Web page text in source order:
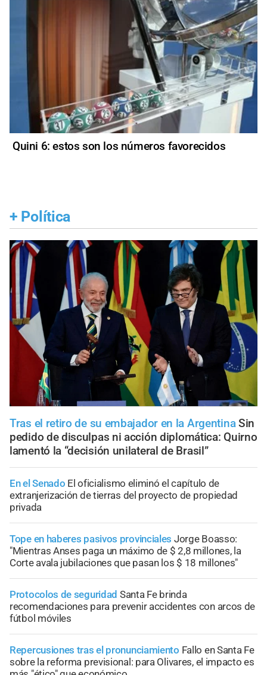
Quini 6: estos son los números favorecidos
+ Política
Tras el retiro de su embajador en la Argentina Sin
pedido de disculpas ni acción diplomática: Quirno
lamentó la “decisión unilateral de Brasil”
En el Senado El oficialismo eliminó el capítulo de
extranjerización de tierras del proyecto de propiedad
privada
Tope en haberes pasivos provinciales Jorge Boasso:
"Mientras Anses paga un máximo de $ 2,8 millones, la
Corte avala jubilaciones que pasan los $ 18 millones"
Protocolos de seguridad Santa Fe brinda
recomendaciones para prevenir accidentes con arcos de
fútbol móviles
Repercusiones tras el pronunciamiento Fallo en Santa Fe
sobre la reforma previsional: para Olivares, el impacto es